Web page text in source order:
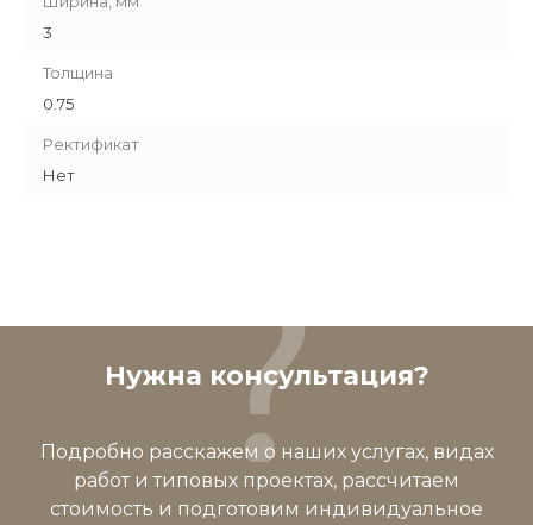
3
Толщина
0.75
Ректификат
Нет
Нужна консультация?
Подробно расскажем о наших услугах, видах
работ и типовых проектах, рассчитаем
стоимость и подготовим индивидуальное